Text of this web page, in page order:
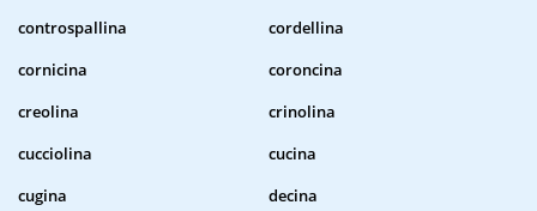
controspallina
cordellina
cornicina
coroncina
creolina
crinolina
cucciolina
cucina
cugina
decina